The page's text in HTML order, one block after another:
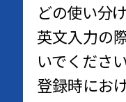
どの使い分
英文入力の
いでくださ
登録時にお